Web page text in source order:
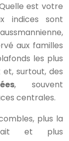
est votre
indices sont
aux familles
les plus
et, surtout, des
, souvent
centrales.
plus la
et plus